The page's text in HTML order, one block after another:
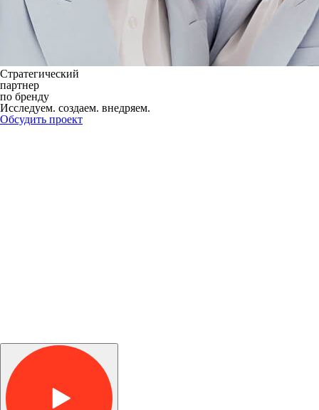
Стратегический
партнер
по бренду
Исследуем. создаем. внедряем.
Обсудить проект